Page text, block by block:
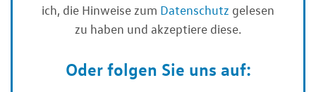
ich, die Hinweise zum Datenschutz gelesen
zu haben und akzeptiere diese.
Oder folgen Sie uns auf: